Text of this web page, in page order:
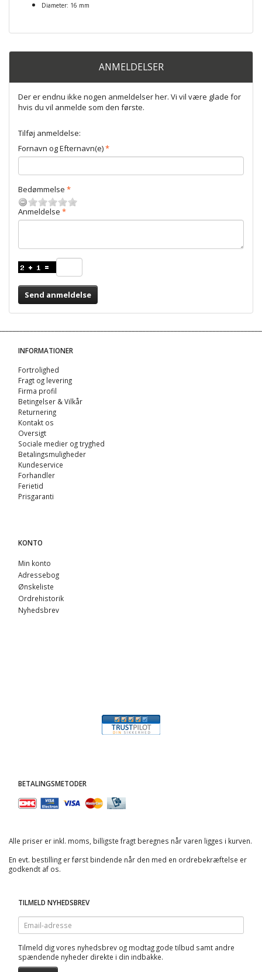
Diameter: 16 mm
ANMELDELSER
Der er endnu ikke nogen anmeldelser her. Vi vil være glade for
hvis du vil anmelde som den første.
Tilføj anmeldelse:
Fornavn og Efternavn(e)
Bedømmelse
Anmeldelse
Send anmeldelse
INFORMATIONER
Fortrolighed
Fragt og levering
Firma profil
Betingelser & Vilkår
Returnering
Kontakt os
Oversigt
Sociale medier og tryghed
Betalingsmuligheder
Kundeservice
Forhandler
Ferietid
Prisgaranti
KONTO
Min konto
Adressebog
Ønskeliste
Ordrehistorik
Nyhedsbrev
BETALINGSMETODER
Alle priser er inkl. moms, billigste fragt beregnes når varen ligges i kurven.
En evt. bestilling er først bindende når den med en ordrebekræftelse er
godkendt af os.
TILMELD NYHEDSBREV
Email-
adresse
Tilmeld dig vores nyhedsbrev og modtag gode tilbud samt andre
spændende nyheder direkte i din indbakke.